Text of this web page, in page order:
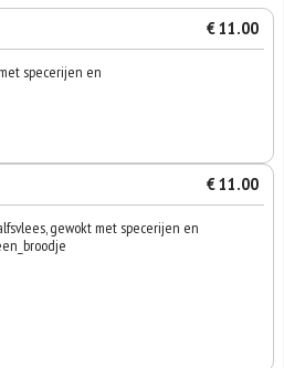
€ 11.00
specerijen en
€ 11.00
gewokt met specerijen en